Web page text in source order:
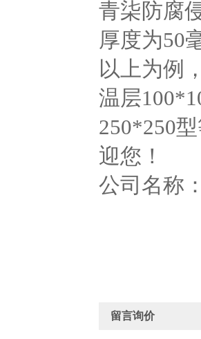
青柒防腐
厚度为50
以上为例
温层
250*250
迎您！
公司名称
留言询价